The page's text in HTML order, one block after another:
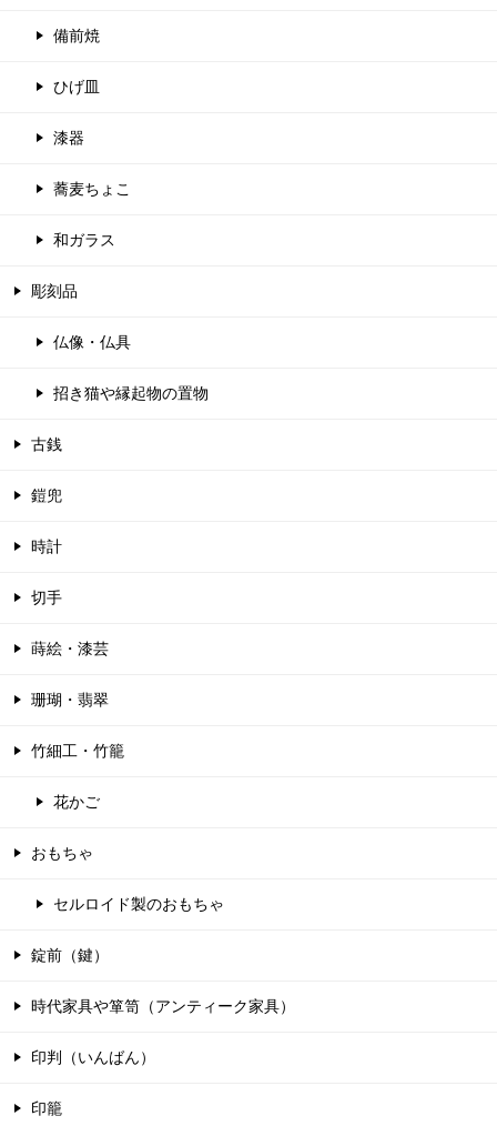
備前焼
ひげ皿
漆器
蕎麦ちょこ
和ガラス
彫刻品
仏像・仏具
招き猫や縁起物の置物
古銭
鎧兜
時計
切手
蒔絵・漆芸
珊瑚・翡翠
竹細工・竹籠
花かご
おもちゃ
セルロイド製のおもちゃ
錠前（鍵）
時代家具や箪笥（アンティーク家具）
印判（いんばん）
印籠